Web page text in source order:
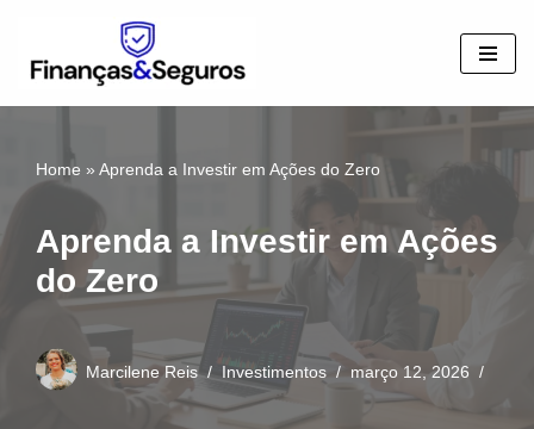
Pular
conteúdo
Home » Aprenda a Investir em Ações do Zero
Aprenda a Investir em Ações
do Zero
Marcilene Reis Investimentos março 12, 2026